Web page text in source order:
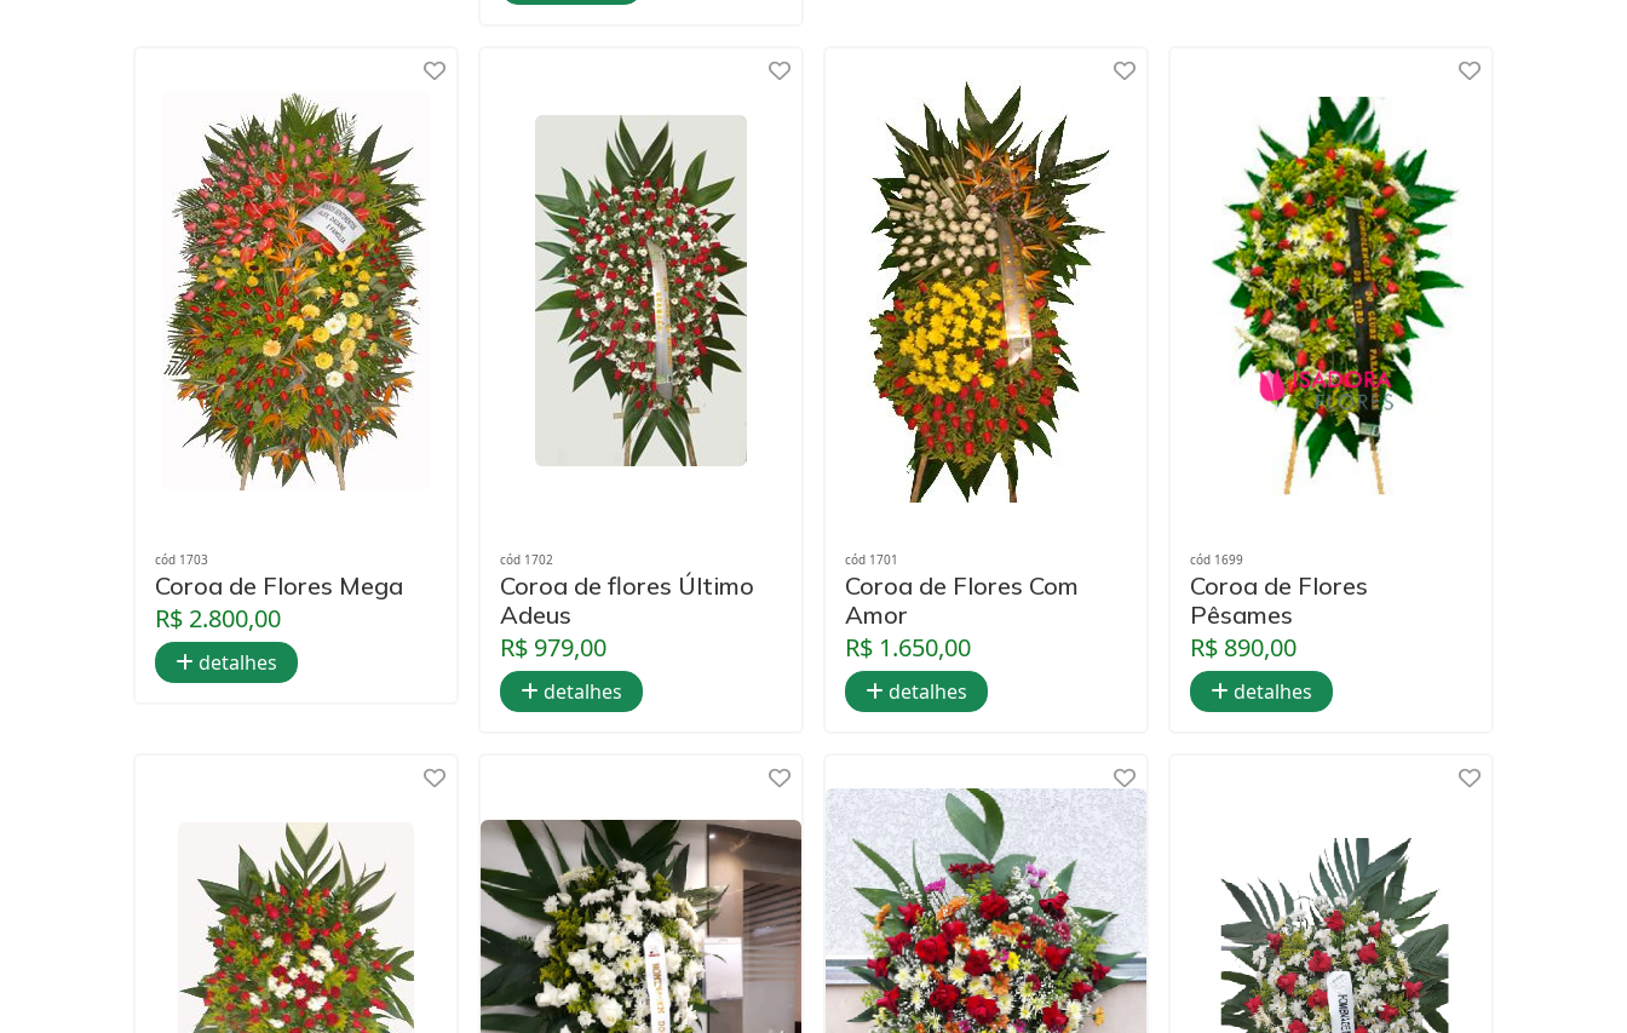
cód 1703
Coroa de Flores Mega
R$ 2.800,00
detalhes
cód 1702
Coroa de flores Último
Adeus
R$ 979,00
detalhes
cód 1701
Coroa de Flores Com
Amor
R$ 1.650,00
detalhes
cód 1699
Coroa de Flores
Pêsames
R$ 890,00
detalhes